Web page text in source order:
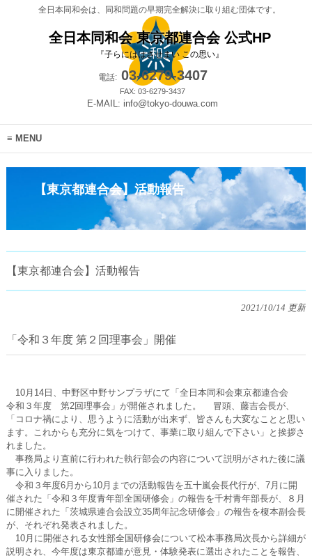
全日本同和会は、同和問題の早期完全解決に取り組む団体です。
全日本同和会 東京都連合会 公式HP
『子らにははさせまい この思い』
電話:03-6279-3407
FAX: 03-6279-3437
E-MAIL: info@tokyo-douwa.com
MENU
【東京都連合会】活動報告
【東京都連合会】活動報告
2021/10/14 更新
「令和３年度 第２回理事会」開催
10月14日、中野区中野サンプラザにて「全日本同和会東京都連合会
令和３年度 第2回理事会」が開催されました。 冒頭、藤吉会長が、
「コロナ禍により、思うように活動が出来ず、皆さんも大変なことと思い
ます。これからも充分に気をつけて、事業に取り組んで下さい」と挨拶さ
れました。
事務局より直前に行われた執行部会の内容について説明がされた後に議
事に入りました。
令和３年度6月から10月までの活動報告を五十嵐会長代行が、7月に開
催された「令和３年度青年部全国研修会」の報告を千村青年部長が、８月
に開催された「茨城県連合会設立35周年記念研修会」の報告を榎本副会長
が、それぞれ発表されました。
10月に開催される女性部全国研修会について松本事務局次長から詳細が
説明され、今年度は東京都連が意見・体験発表に選出されたことを報告、